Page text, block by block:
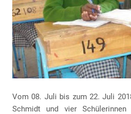
Vom 08. Juli bis zum 22. Juli
Schmidt und vier Schülerinnen